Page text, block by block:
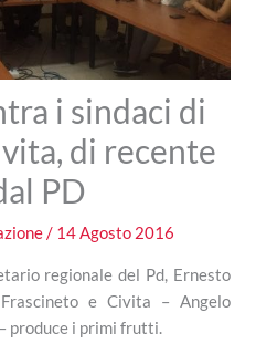
i sindaci di
di recente
PD
/ 14 Agosto 2016
regionale del Pd, Ernesto
e Civita – Angelo
produce i primi frutti.